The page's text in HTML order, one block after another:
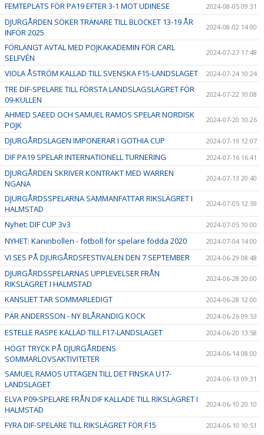
FEMTEPLATS FÖR PA19 EFTER 3-1 MOT UDINESE 2024-08-05 09:31
DJURGÅRDEN SÖKER TRÄNARE TILL BLOCKET 13-19 ÅR
INFÖR 2025
2024-08-02 14:00
FÖRLÄNGT AVTAL MED POJKAKADEMIN FÖR CARL
SELFVÉN
2024-07-27 17:48
VIOLA ÅSTRÖM KALLAD TILL SVENSKA F15-LANDSLAGET 2024-07-24 10:24
TRE DIF-SPELARE TILL FÖRSTA LANDSLAGSLÄGRET FÖR
09-KULLEN
2024-07-22 10:08
AHMED SAEED OCH SAMUEL RAMOS SPELAR NORDISK
POJK
2024-07-20 10:26
DJURGÅRDSLAGEN IMPONERAR I GOTHIA CUP 2024-07-19 12:07
DIF PA19 SPELAR INTERNATIONELL TURNERING 2024-07-16 16:41
DJURGÅRDEN SKRIVER KONTRAKT MED WARREN
NGANA
2024-07-13 20:40
DJURGÅRDSSPELARNA SAMMANFATTAR RIKSLÄGRET I
HALMSTAD
2024-07-05 12:59
Nyhet: DIF CUP 3v3 2024-07-05 10:00
NYHET: Kaninbollen - fotboll för spelare födda 2020 2024-07-04 14:00
VI SES PÅ DJURGÅRDSFESTIVALEN DEN 7 SEPTEMBER 2024-06-29 08:48
DJURGÅRDSSPELARNAS UPPLEVELSER FRÅN
RIKSLÄGRET I HALMSTAD
2024-06-28 20:00
KANSLIET TAR SOMMARLEDIGT 2024-06-28 12:00
PÄR ANDERSSON - NY BLÅRANDIG KOCK 2024-06-26 09:53
ESTELLE RASPE KALLAD TILL F17-LANDSLAGET 2024-06-20 13:58
HÖGT TRYCK PÅ DJURGÅRDENS
SOMMARLOVSAKTIVITETER
2024-06-14 08:00
SAMUEL RAMOS UTTAGEN TILL DET FINSKA U17-
LANDSLAGET
2024-06-13 09:31
ELVA P09-SPELARE FRÅN DIF KALLADE TILL RIKSLÄGRET I
HALMSTAD
2024-06-10 20:10
FYRA DIF-SPELARE TILL RIKSLÄGRET FÖR F15 2024-06-10 10:51